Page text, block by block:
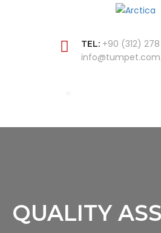
TEL: +90 (312) 278
QUALITY